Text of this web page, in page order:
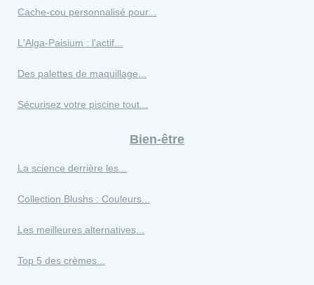
Cache-cou personnalisé pour...
L'Alga-Paisium : l'actif...
Des palettes de maquillage...
Sécurisez votre piscine tout...
Bien-être
La science derrière les...
Collection Blushs : Couleurs...
Les meilleures alternatives...
Top 5 des crèmes...